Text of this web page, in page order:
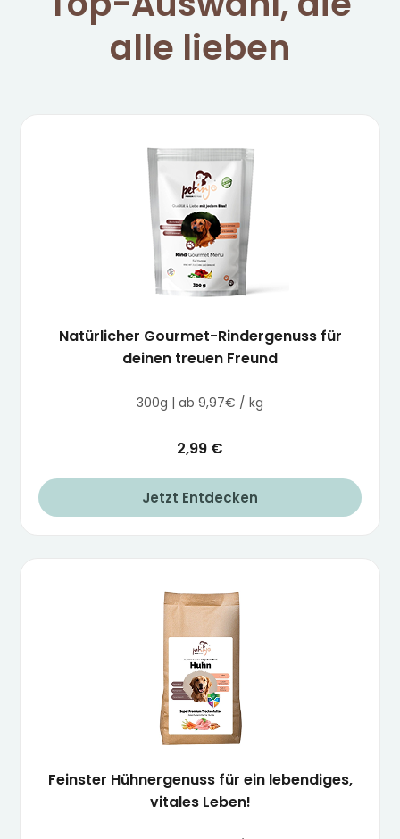
alle lieben
Natürlicher Gourmet-Rindergenuss für
deinen treuen Freund
300g | ab 9,97€ / kg
2,99 €
Jetzt Entdecken
Feinster Hühnergenuss für ein lebendiges,
vitales Leben!